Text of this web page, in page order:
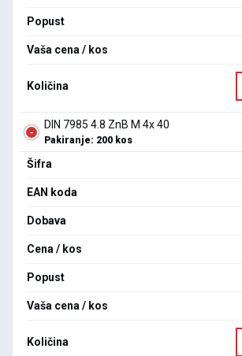
Popust
Vaša cena / kos
Količina
DIN 7985 4.8 ZnB M 4x 40
Pakiranje: 200 kos
Šifra
EAN koda
Dobava
Cena / kos
Popust
Vaša cena / kos
Količina